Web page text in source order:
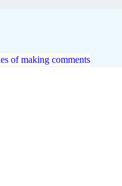
of making comments